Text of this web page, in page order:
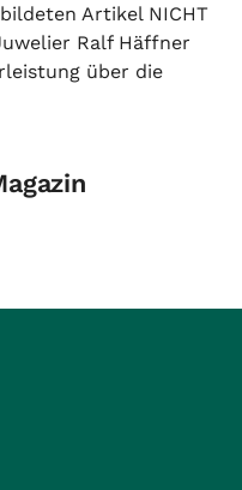
Artikel NICHT
Ralf Häffner
über die